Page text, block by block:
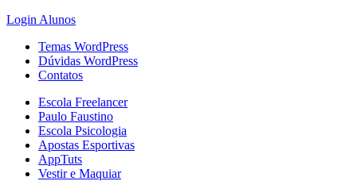
Login Alunos
Temas WordPress
Dúvidas WordPress
Contatos
Escola Freelancer
Paulo Faustino
Escola Psicologia
Apostas Esportivas
AppTuts
Vestir e Maquiar